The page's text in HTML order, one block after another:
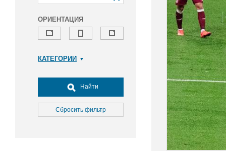
ОРИЕНТАЦИЯ
КАТЕГОРИИ
Досуг, туризм и отдых
Культура
Медицина
Найти
Сбросить фильтр